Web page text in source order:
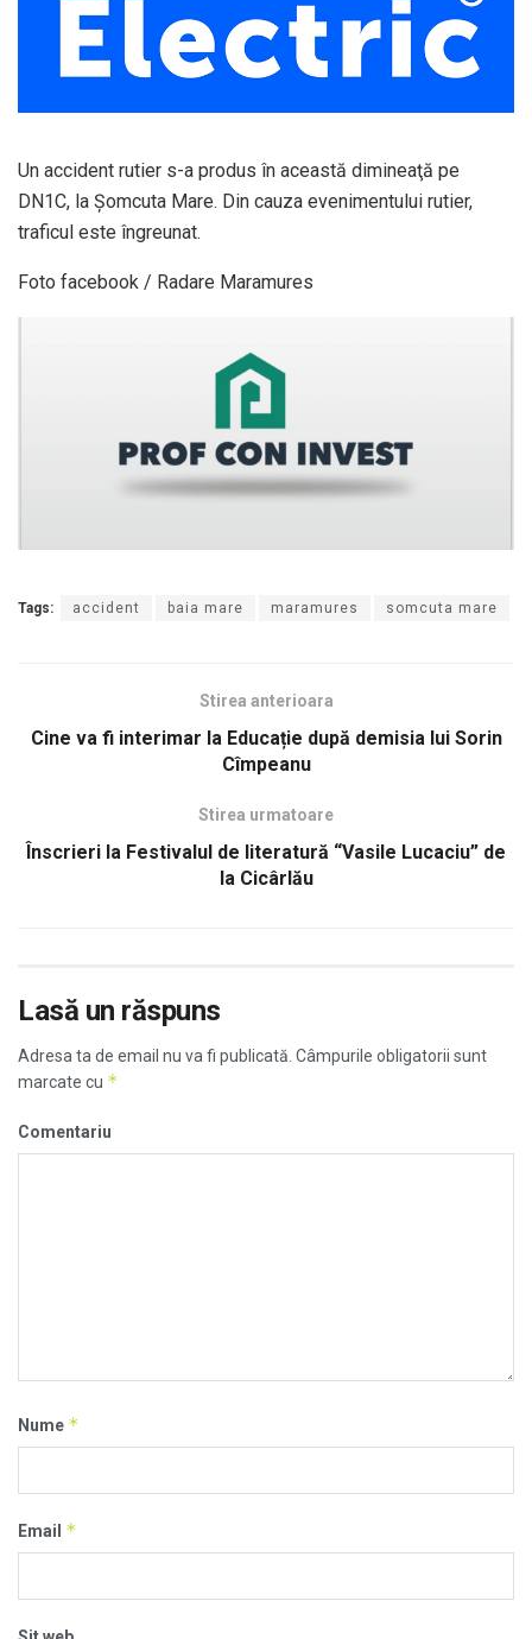
Un accident rutier s-a produs în această dimineaţă pe
DN1C, la Șomcuta Mare. Din cauza evenimentului rutier,
traficul este îngreunat.
Foto facebook / Radare Maramures
Tags: accident baia mare maramures somcuta mare
Stirea anterioara
Cine va fi interimar la Educație după demisia lui Sorin
Cîmpeanu
Stirea urmatoare
Înscrieri la Festivalul de literatură “Vasile Lucaciu” de
la Cicârlău
Lasă un răspuns
Adresa ta de email nu va fi publicată. Câmpurile obligatorii sunt
marcate cu *
Comentariu
Nume *
Email *